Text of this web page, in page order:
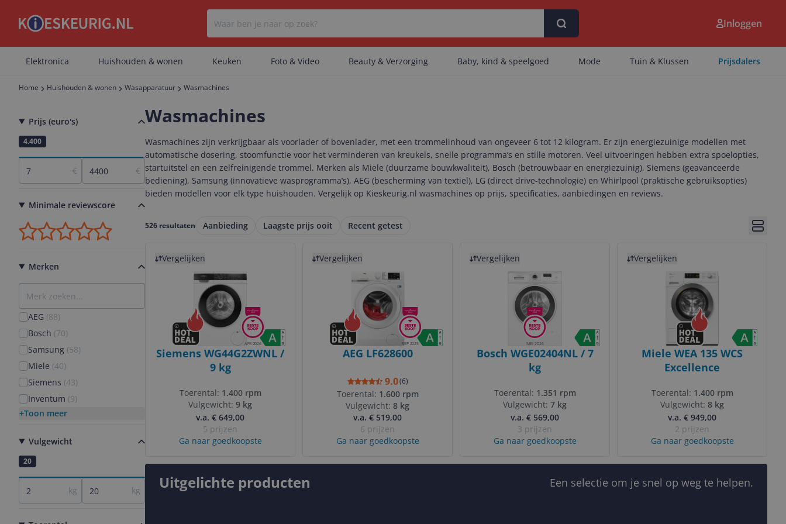
Er zijn geen producten gevonden.
Er zijn geen artikelen gevonden.
Inloggen
Elektronica Huishouden & wonen Keuken Foto & Video Beauty & Verzorging Baby, kind & speelgoed Mode Tuin & Klussen Prijsdalers
Home Huishouden & wonen Wasapparatuur Wasmachines
Prijs (euro's)
7
4.400
€ €
Minimale reviewscore
Merken
AEG (88)
Bosch (70)
Samsung (58)
Miele (40)
Siemens (43)
Inventum (9)
Toon meer
Vulgewicht
2
20
kg kg
Wasmachines
Wasmachines zijn verkrijgbaar als voorlader of bovenlader, met een trommelinhoud van ongeveer 6 tot 12 kilogram. Er zijn energiezuinige modellen met
automatische dosering, stoomfunctie voor het verminderen van kreukels, snelle programma’s en stille motoren. Veel uitvoeringen hebben extra spoelopties,
startuitstel en een zelfreinigende trommel. Merken als Miele (duurzame bouwkwaliteit), Bosch (betrouwbaar en energiezuinig), Siemens (geavanceerde
bediening), Samsung (innovatieve wasprogramma’s), AEG (bescherming van textiel), LG (direct drive-technologie) en Whirlpool (praktische gebruiksopties)
bieden modellen voor elk type huishouden. Vergelijk op Kieskeurig.nl wasmachines op prijs, specificaties, aanbiedingen en reviews.
526 resultaten Aanbieding Laagste prijs ooit Recent getest
Vergelijken
APR 2026
Siemens WG44G2ZWNL /
9 kg
Toerental: 1.400 rpm
Vulgewicht: 9 kg
v.a. € 649,00
5 prijzen
Ga naar goedkoopste
Vergelijken
SEP 2025
AEG LF628600
9.0(6)
Toerental: 1.600 rpm
Vulgewicht: 8 kg
v.a. € 519,00
6 prijzen
Ga naar goedkoopste
Vergelijken
MEI 2026
Bosch WGE02404NL / 7
kg
Toerental: 1.351 rpm
Vulgewicht: 7 kg
v.a. € 569,00
3 prijzen
Ga naar goedkoopste
Vergelijken
Miele WEA 135 WCS
Excellence
Toerental: 1.400 rpm
Vulgewicht: 8 kg
v.a. € 949,00
2 prijzen
Ga naar goedkoopste
Uitgelichte producten Een selectie om je snel op weg te helpen.